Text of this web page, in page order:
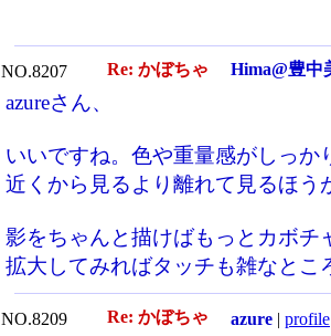
NO.8207 Re: かぼちゃ Hima@豊中
azureさん、
いいですね。色や重量感がしっか
近くから見るより離れて見るほ
影をちゃんと描けばもっとカボ
拡大してみればタッチも雑なとこ
NO.8209 Re: かぼちゃ azure | profile